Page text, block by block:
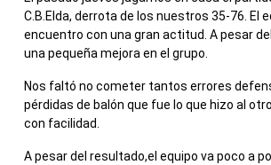
C.B.Elda, derrota de los nuestros 35-76. El
encuentro con una gran actitud. A pesar
una pequeña mejora en el grupo.
Nos faltó no cometer tantos errores
pérdidas de balón que fue lo que hizo al
con facilidad.
A pesar del resultado,el equipo va poco a